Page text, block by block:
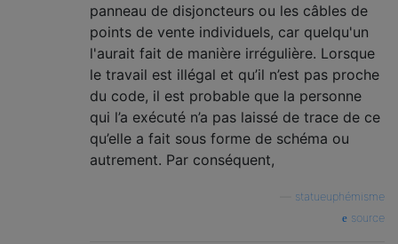
panneau de disjoncteurs ou les câbles de
points de vente individuels, car quelqu'un
l'aurait fait de manière irrégulière. Lorsque
le travail est illégal et qu’il n’est pas proche
du code, il est probable que la personne
qui l’a exécuté n’a pas laissé de trace de ce
qu’elle a fait sous forme de schéma ou
autrement. Par conséquent,
statueuphémisme
source